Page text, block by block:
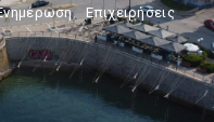
, Επιχειρήσεις